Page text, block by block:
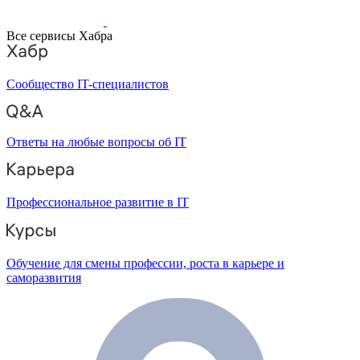
Все сервисы Хабра
Сообщество IT-специалистов
Ответы на любые вопросы об IT
Профессиональное развитие в IT
Обучение для смены профессии, роста в карьере и
саморазвития